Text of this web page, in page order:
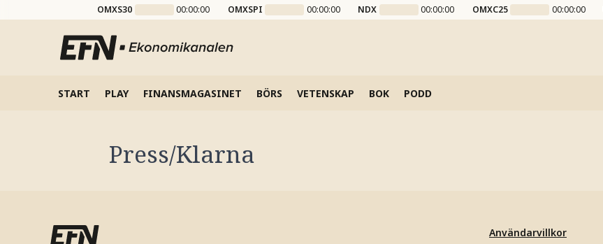
OMXS30 00:00:00 OMXSPI 00:00:00 NDX 00:00:00 OMXC25 00:00:00
START PLAY FINANSMAGASINET BÖRS VETENSKAP BOK PODD
Press/Klarna
Användarvillkor